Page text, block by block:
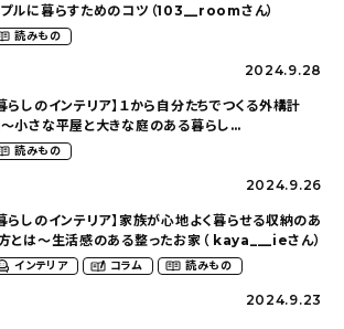
ー
ルに暮らすためのコツ（103__roomさん）
読みもの
2024.9.28
らしのインテリア】１から自分たちでつくる外構計
小さな平屋と大きな庭のある暮らし
さん）
読みもの
2024.9.26
らしのインテリア】家族が心地よく暮らせる収納のあ
とは〜生活感のある整ったお家（ kaya___ieさん）
インテリア コラム 読みもの
2024.9.23